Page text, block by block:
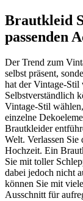
Brautkleid
passenden
Der Trend zum
selbst präsent,
hat der Vintage-
Selbstverständlich
Vintage-Stil
einzelne
Brautkleider
Welt. Verlassen
Hochzeit. Ein
Sie mit toller
dabei jedoch nicht
können Sie mit
Ausschnitt für